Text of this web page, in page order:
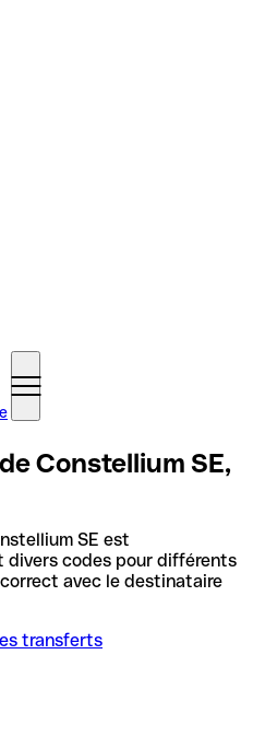
Constellium SE,
SE est
divers codes pour différents
avec le destinataire
transferts